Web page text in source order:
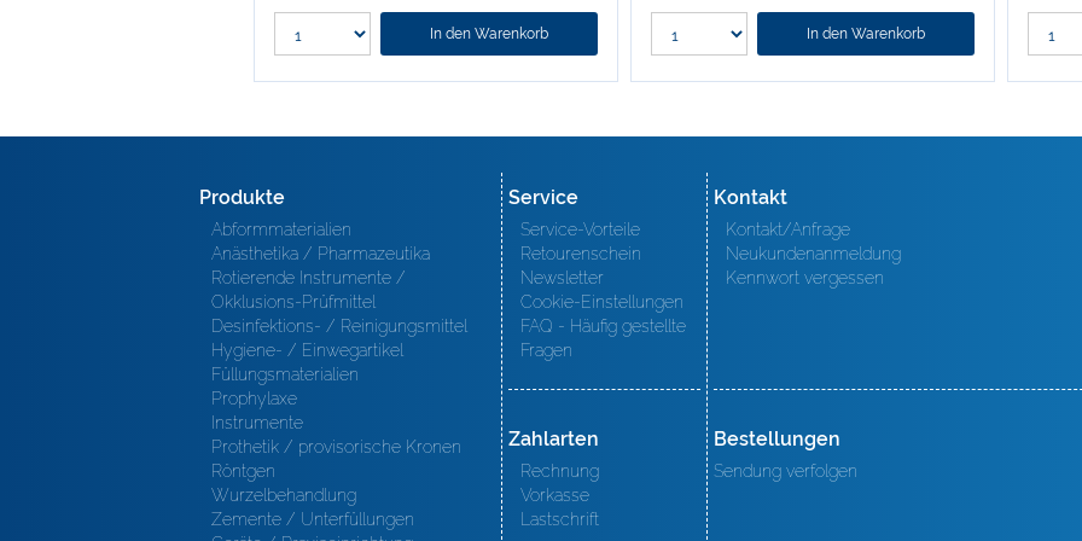
In den Warenkorb In den Warenkorb
Produkte
Abformmaterialien
Anästhetika / Pharmazeutika
Rotierende Instrumente /
Okklusions-Prüfmittel
Desinfektions- / Reinigungsmittel
Hygiene- / Einwegartikel
Füllungsmaterialien
Prophylaxe
Instrumente
Prothetik / provisorische Kronen
Röntgen
Wurzelbehandlung
Zemente / Unterfüllungen
Service
Service-Vorteile
Retourenschein
Newsletter
Cookie-Einstellungen
FAQ - Häufig gestellte
Fragen
Zahlarten
Rechnung
Vorkasse
Lastschrift
Kontakt
Kontakt/Anfrage
Neukundenanmeldung
Kennwort vergessen
Bestellungen
Sendung verfolgen